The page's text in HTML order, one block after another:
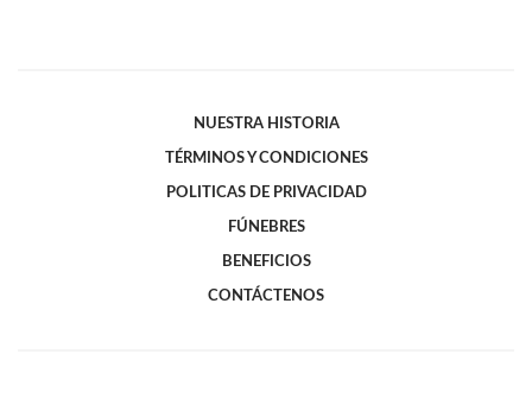
NUESTRA HISTORIA
TÉRMINOS Y CONDICIONES
POLITICAS DE PRIVACIDAD
FÚNEBRES
BENEFICIOS
CONTÁCTENOS